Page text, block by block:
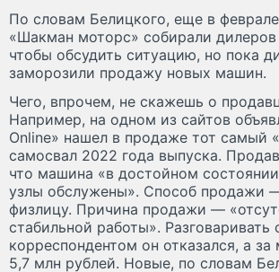
По словам Белицкого, еще в
«Шакман моторс» собирали
чтобы обсудить ситуацию, но пока
заморозили продажу новых машин.
Чего, впрочем, не скажешь о
Например, на одном из сайтов
Online» нашел в продаже тот самый
самосвал 2022 года выпуска.
что машина «в достойном
узлы обслужены». Способ продажи
физлицу. Причина продажи —
стабильной работы». Разговаривать
корреспондентом он отказался, а
5,7 млн рублей. Новые, по словам